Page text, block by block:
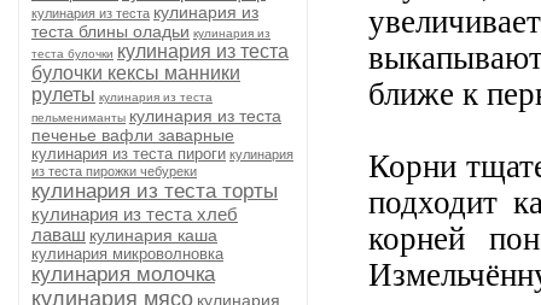
кулинария из теста кулинария из
теста блины оладьи кулинария из
теста булочки кулинария из теста
булочки кексы манники
рулеты кулинария из теста
пельмениманты кулинария из теста
печенье вафли заварные
кулинария из теста пироги кулинария
из теста пирожки чебуреки
кулинария из теста торты
кулинария из теста хлеб
лаваш кулинария каша
кулинария микроволновка
кулинария молочка
кулинария мясо кулинария
ближе к
Корни
подходит
корней